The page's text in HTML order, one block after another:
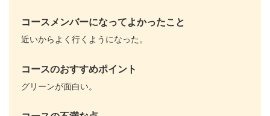
コースメンバーになってよかったこと
近いからよく行くようになった。
コースのおすすめポイント
グリーンが面白い。